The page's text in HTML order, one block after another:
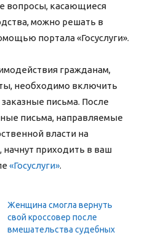
вопросы, касающиеся
можно решать в
портала «Госуслуги».
гражданам,
необходимо включить
письма. После
письма, направляемые
власти на
приходить в ваш
«Госуслуги».
Женщина смогла вернуть
свой кроссовер после
вмешательства судебных